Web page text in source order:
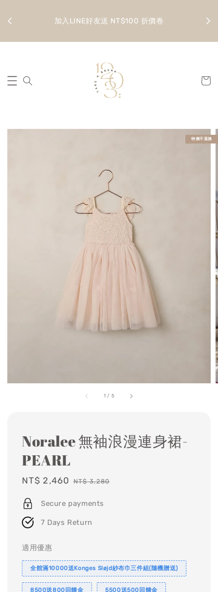
加入LINE好友送 NT$100 折價卷
1 / 5
特價不退換
Noralee 無袖浪漫連身裙-
PEARL
Sale
NT$ 2,460 Regular
NT$ 3,280
Secure payments
7 Days Return
適用優惠
全館滿10000送Konges Sløjd紗布巾三件組(隨機贈送)
8500送800回饋金 5500送500回饋金